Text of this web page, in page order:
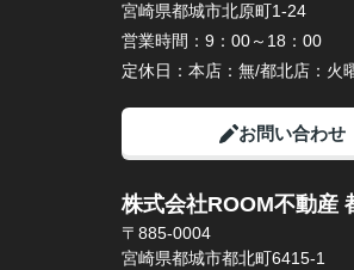
宮崎県都城市北原町1-24
営業時間： 9：00～18：00
定休日： 本店：無/都北店：火
お問い合わせ
株式会社ROOM不動産
〒885-0004
宮崎県都城市都北町6415-1